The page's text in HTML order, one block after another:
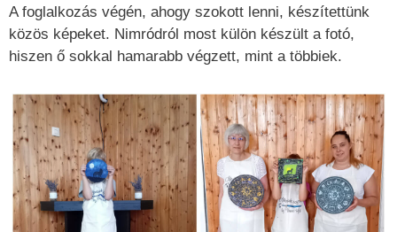
A foglalkozás végén, ahogy szokott lenni, készítettünk
közös képeket. Nimródról most külön készült a fotó,
hiszen ő sokkal hamarabb végzett, mint a többiek.